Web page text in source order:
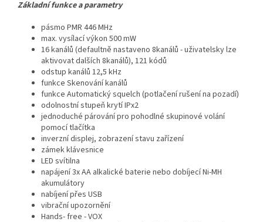
Základní funkce a parametry
pásmo PMR 446 MHz
max. vysílací výkon 500 mW
16 kanálů (defaultně nastaveno 8kanálů - uživatelsky lze
aktivovat dalších 8kanálů), 121 kódů
odstup kanálů 12,5 kHz
funkce Skenování kanálů
funkce Automatický squelch (potlačení rušení na pozadí)
odolnostní stupeň krytí IPx2
jednoduché párování pro pohodlné skupinové volání
pomocí tlačítka
inverzní displej, zobrazení stavu zařízení
zámek klávesnice
LED svítilna
napájení 3x AA alkalické baterie nebo dobíjecí Ni-MH
akumulátory
nabíjení přes USB
vibrační upozornění
Hands- free - VOX